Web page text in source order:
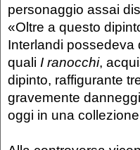
personaggio assai
«Oltre a questo
Interlandi possedeva
quali I ranocchi,
dipinto, raffigurante
gravemente
oggi in una